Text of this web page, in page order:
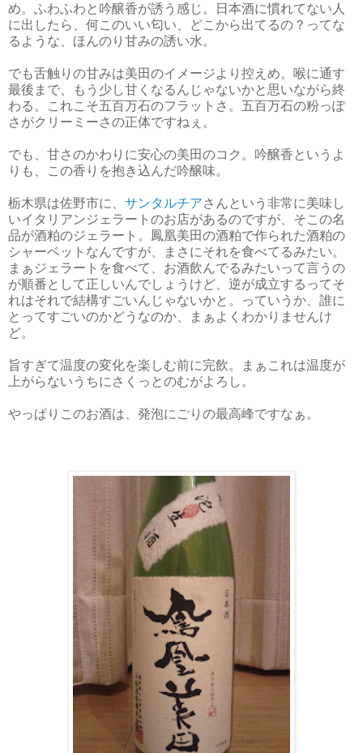
め。ふわふわと吟醸香が誘う感じ。日本酒に慣れてない人
に出したら、何このいい匂い、どこから出てるの？ってな
るような、ほんのり甘みの誘い水。
でも舌触りの甘みは美田のイメージより控えめ。喉に通す
最後まで、もう少し甘くなるんじゃないかと思いながら終
わる。これこそ五百万石のフラットさ。五百万石の粉っぽ
さがクリーミーさの正体ですねぇ。
でも、甘さのかわりに安心の美田のコク。吟醸香というよ
りも、この香りを抱き込んだ吟醸味。
栃木県は佐野市に、 サンタルチアさんという非常に美味し
いイタリアンジェラートのお店があるのですが、そこの名
品が酒粕のジェラート。鳳凰美田の酒粕で作られた酒粕の
シャーベットなんですが、まさにそれを食べてるみたい。
まぁジェラートを食べて、お酒飲んでるみたいって言うの
が順番として正しいんでしょうけど、逆が成立するってそ
れはそれで結構すごいんじゃないかと。っていうか、誰に
とってすごいのかどうなのか、まぁよくわかりませんけ
ど。
旨すぎて温度の変化を楽しむ前に完飲。まぁこれは温度が
上がらないうちにさくっとのむがよろし。
やっぱりこのお酒は、発泡にごりの最高峰ですなぁ。